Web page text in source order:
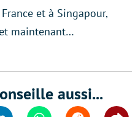
et à Singapour,
maintenant…
aussi...